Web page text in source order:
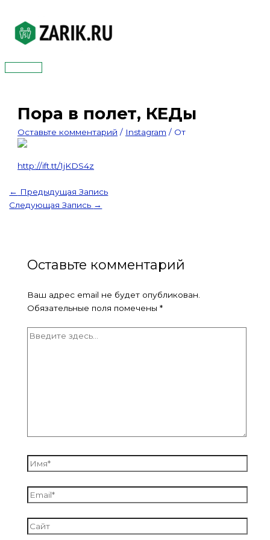
содержимому
Главное
Пора в полет, КЕДы
Оставьте комментарий / Instagram / От
http://ift.tt/1jKDS4z
← Предыдущая Запись
Следующая Запись →
Оставьте комментарий
Ваш адрес email не будет опубликован.
Обязательные поля помечены *
Введите
Имя*
Email*
Сайт